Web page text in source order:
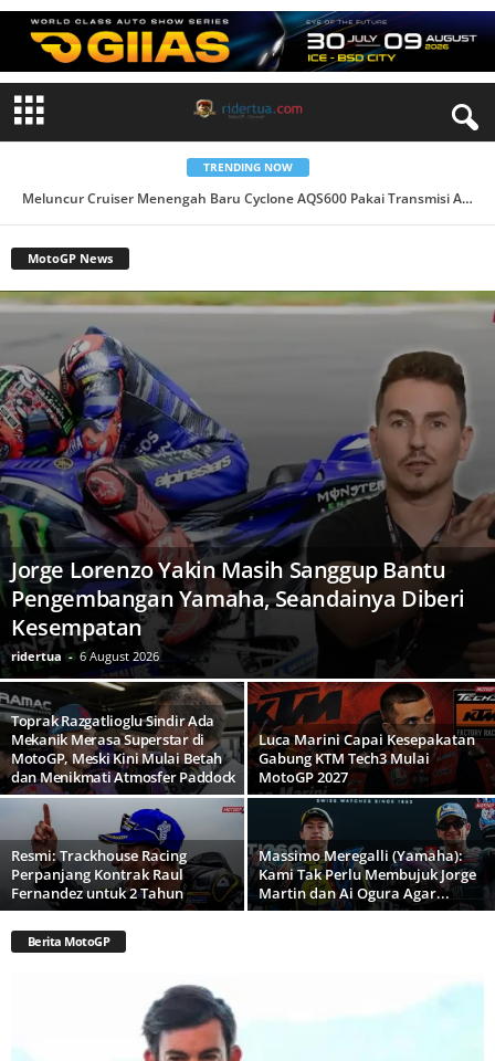
TRENDING NOW
Meluncur Cruiser Menengah Baru Cyclone AQS600 Pakai Transmisi AMT Otomatis!
MotoGP News
Jorge Lorenzo Yakin Masih Sanggup Bantu
Pengembangan Yamaha, Seandainya Diberi
Kesempatan
ridertua - 6 August 2026
Toprak Razgatlioglu Sindir Ada
Mekanik Merasa Superstar di
MotoGP, Meski Kini Mulai Betah
dan Menikmati Atmosfer Paddock
Luca Marini Capai Kesepakatan
Gabung KTM Tech3 Mulai
MotoGP 2027
Resmi: Trackhouse Racing
Perpanjang Kontrak Raul
Fernandez untuk 2 Tahun
Massimo Meregalli (Yamaha):
Kami Tak Perlu Membujuk Jorge
Martin dan Ai Ogura Agar...
Berita MotoGP